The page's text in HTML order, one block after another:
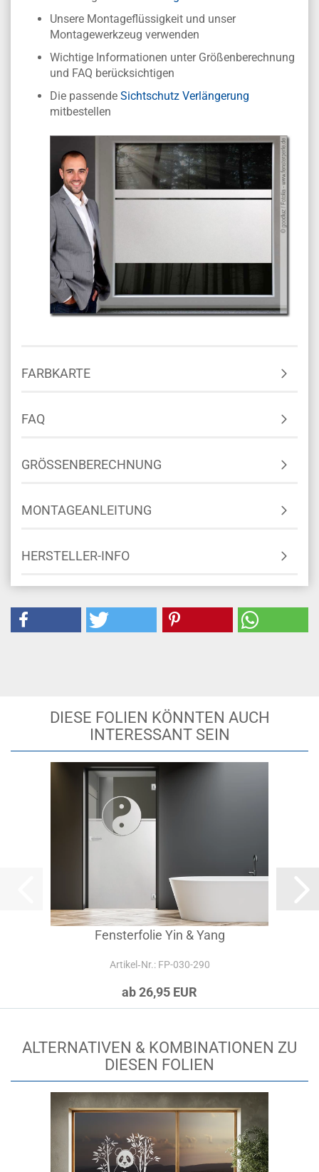
Unsere Montageflüssigkeit und unser
Montagewerkzeug verwenden
Wichtige Informationen unter Größenberechnung
und FAQ berücksichtigen
Die passende Sichtschutz Verlängerung
mitbestellen
FARBKARTE
FAQ
GRÖSSENBERECHNUNG
MONTAGEANLEITUNG
HERSTELLER-INFO
DIESE FOLIEN KÖNNTEN AUCH
INTERESSANT SEIN
Fensterfolie Yin & Yang
Artikel‑Nr.: FP-030-290
ab 26,95 EUR
ALTERNATIVEN & KOMBINATIONEN ZU
DIESEN FOLIEN